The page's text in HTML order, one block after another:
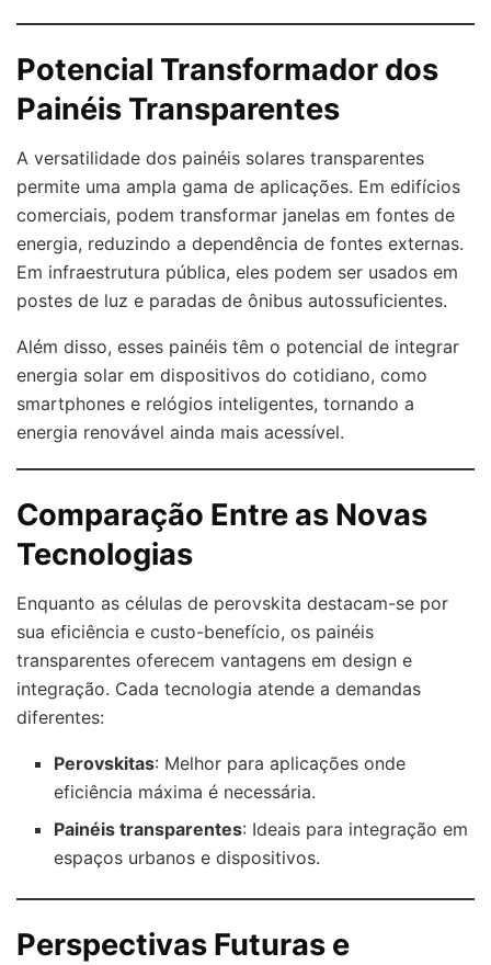
Potencial Transformador dos
Painéis Transparentes
A versatilidade dos painéis solares transparentes
permite uma ampla gama de aplicações. Em edifícios
comerciais, podem transformar janelas em fontes de
energia, reduzindo a dependência de fontes externas.
Em infraestrutura pública, eles podem ser usados em
postes de luz e paradas de ônibus autossuficientes.
Além disso, esses painéis têm o potencial de integrar
energia solar em dispositivos do cotidiano, como
smartphones e relógios inteligentes, tornando a
energia renovável ainda mais acessível.
Comparação Entre as Novas
Tecnologias
Enquanto as células de perovskita destacam-se por
sua eficiência e custo-benefício, os painéis
transparentes oferecem vantagens em design e
integração. Cada tecnologia atende a demandas
diferentes:
Perovskitas: Melhor para aplicações onde
eficiência máxima é necessária.
Painéis transparentes: Ideais para integração em
espaços urbanos e dispositivos.
Perspectivas Futuras e